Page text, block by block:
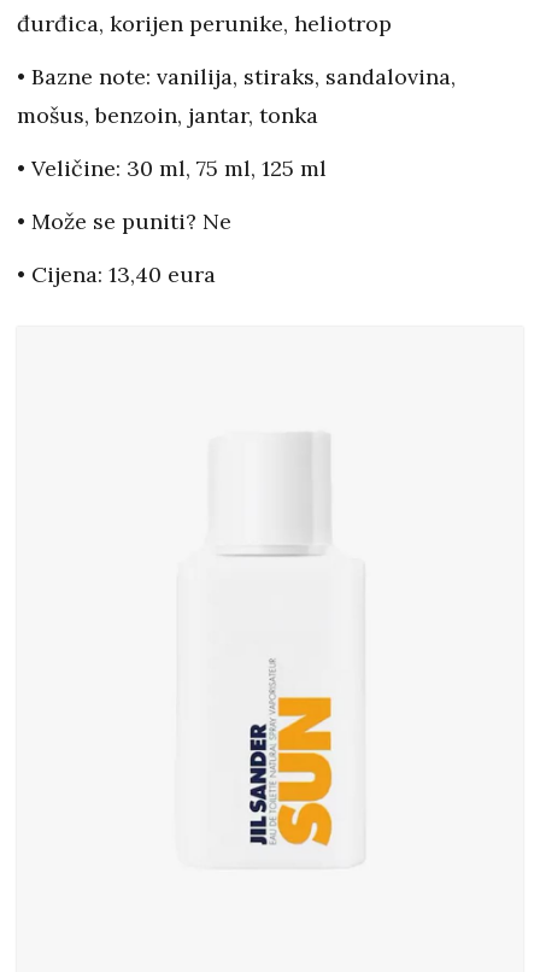
đurđica, korijen perunike, heliotrop
• Bazne note: vanilija, stiraks, sandalovina,
mošus, benzoin, jantar, tonka
• Veličine: 30 ml, 75 ml, 125 ml
• Može se puniti? Ne
• Cijena: 13,40 eura